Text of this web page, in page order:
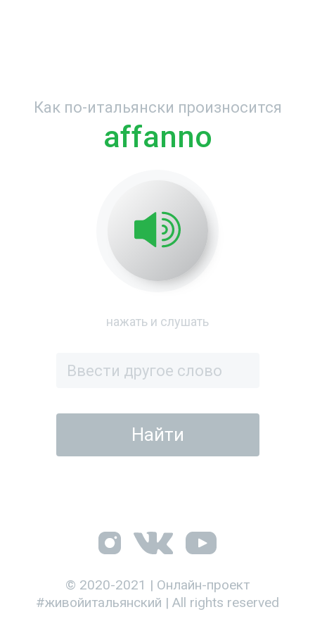
Как по-итальянски произносится
affanno
нажать и слушать
© 2020-2021 | Онлайн-проект
#живойитальянский | All rights reserved